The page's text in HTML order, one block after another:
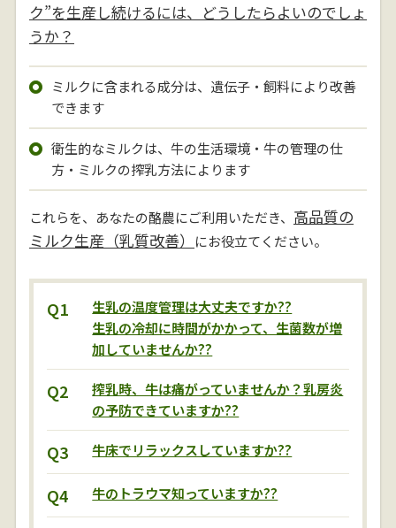
ク”を生産し続けるには、どうしたらよいのでしょ
うか？
ミルクに含まれる成分は、遺伝子・飼料により改善
できます
衛生的なミルクは、牛の生活環境・牛の管理の仕
方・ミルクの搾乳方法によります
これらを、あなたの酪農にご利用いただき、 高品質の
ミルク生産（乳質改善）
にお役立てください。
Q1
生乳の温度管理は大丈夫ですか??
生乳の冷却に時間がかかって、生菌数が増
加していませんか??
Q2
搾乳時、牛は痛がっていませんか？乳房炎
の予防できていますか??
Q3 牛床でリラックスしていますか??
Q4 牛のトラウマ知っていますか??